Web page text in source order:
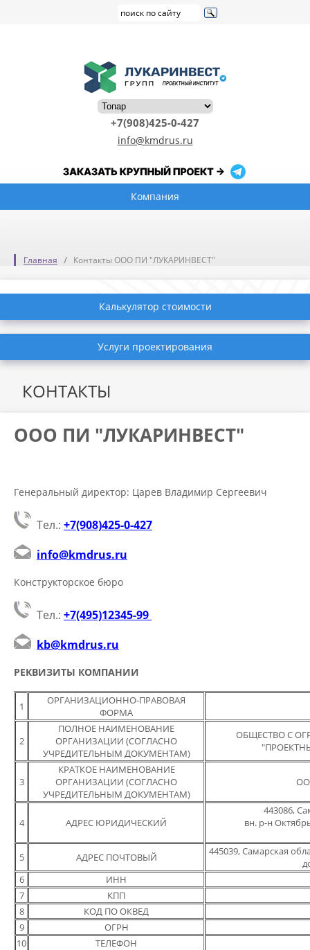
+7(908)425-0-427
info@kmdrus.ru
Компания
Главная Контакты ООО ПИ "ЛУКАРИНВЕСТ"
Калькулятор стоимости
Услуги проектирования
КОНТАКТЫ
ООО ПИ "ЛУКАРИНВЕСТ"
Генеральный директор: Царев Владимир Сергеевич
Тел.: +7(908)425-0-427
info@kmdrus.ru
Конструкторское бюро
Тел.: +7(495)12345-99
kb@kmdrus.ru
РЕКВИЗИТЫ КОМПАНИИ
1
ОРГАНИЗАЦИОННО-ПРАВОВАЯ
ФОРМА
2
ПОЛНОЕ НАИМЕНОВАНИЕ
ОРГАНИЗАЦИИ (СОГЛАСНО
УЧРЕДИТЕЛЬНЫМ ДОКУМЕНТАМ)
ОБЩЕСТВО С
3
КРАТКОЕ НАИМЕНОВАНИЕ
ОРГАНИЗАЦИИ (СОГЛАСНО
УЧРЕДИТЕЛЬНЫМ ДОКУМЕНТАМ)
4 АДРЕС ЮРИДИЧЕСКИЙ
443086,
вн. р-н
5 АДРЕС ПОЧТОВЫЙ
445039, Самарская
6
ИНН
7
КПП
8
КОД ПО ОКВЕД
9
ОГРН
10
ТЕЛЕФОН